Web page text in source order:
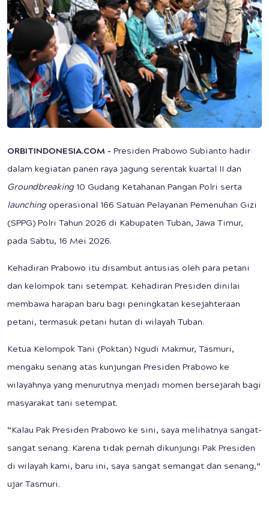
ORBITINDONESIA.COM - Presiden Prabowo Subianto hadir
dalam kegiatan panen raya jagung serentak kuartal II dan
Groundbreaking10 Gudang Ketahanan Pangan Polri serta
launchingoperasional 166 Satuan Pelayanan Pemenuhan Gizi
(SPPG) Polri Tahun 2026 di Kabupaten Tuban, Jawa Timur,
pada Sabtu, 16 Mei 2026.
Kehadiran Prabowo itu disambut antusias oleh para petani
dan kelompok tani setempat. Kehadiran Presiden dinilai
membawa harapan baru bagi peningkatan kesejahteraan
petani, termasuk petani hutan di wilayah Tuban.
Ketua Kelompok Tani (Poktan) Ngudi Makmur, Tasmuri,
mengaku senang atas kunjungan Presiden Prabowo ke
wilayahnya yang menurutnya menjadi momen bersejarah bagi
masyarakat tani setempat.
“Kalau Pak Presiden Prabowo ke sini, saya melihatnya sangat-
sangat senang. Karena tidak pernah dikunjungi Pak Presiden
di wilayah kami, baru ini, saya sangat semangat dan senang,”
ujar Tasmuri.